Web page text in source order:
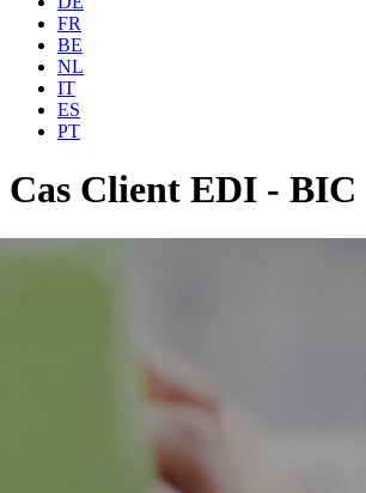
FR
BE
NL
IT
ES
PT
Cas Client EDI - BIC